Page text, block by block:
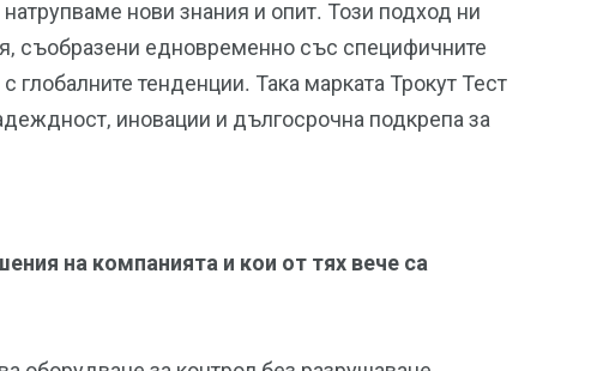
нови знания и опит. Този подход ни
съобразени едновременно със специфичните
глобалните тенденции. Така марката Трокут Тест
иновации и дългосрочна подкрепа за
на компанията и кои от тях вече са